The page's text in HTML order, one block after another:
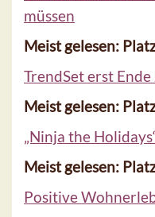
müssen
Meist gelesen:
TrendSet erst
Meist gelesen:
„Ninja the
Meist gelesen:
Positive